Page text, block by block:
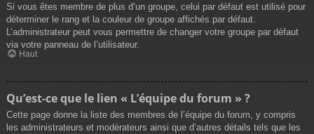
Si vous êtes membre de plus d’un groupe, celui par défaut est utilisé pour
déterminer le rang et la couleur de groupe affichés par défaut.
L’administrateur peut vous permettre de changer votre groupe par défaut
via votre panneau de l’utilisateur.
Haut
Qu’est-ce que le lien « L’équipe du forum » ?
Cette page donne la liste des membres de l’équipe du forum, y compris
les administrateurs et modérateurs ainsi que d’autres détails tels que les